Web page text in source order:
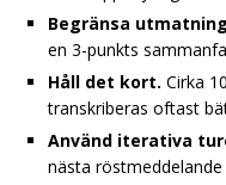
Begränsa
en 3-punkts
Håll det kort. Cirka
transkriberas oftast
Använd iterativa
nästa